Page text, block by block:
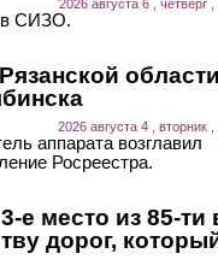
2026 августа 6 , четверг
в СИЗО.
2026 августа 4 , вторник
аппарата возглавил
Росреестра.
е место из 85-ти
дорог,